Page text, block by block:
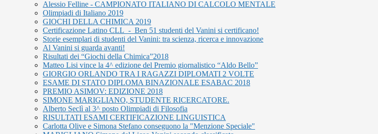
Alessio Felline - CAMPIONATO ITALIANO DI CALCOLO MENTALE
Olimpiadi di Italiano 2019
GIOCHI DELLA CHIMICA 2019
Certificazione Latino CLL - Ben 51 studenti del Vanini si certificano!
Storie esemplari di studenti del Vanini: tra scienza, ricerca e innovazione
Al Vanini si guarda avanti!
Risultati dei “Giochi della Chimica”2018
Matteo Lisi vince la 4^ edizione del Premio giornalistico “Aldo Bello”
GIORGIO ORLANDO TRA I RAGAZZI DIPLOMATI 2 VOLTE
ESAME DI STATO DIPLOMA BINAZIONALE ESABAC 2018
PREMIO ASIMOV: EDIZIONE 2018
SIMONE MARIGLIANO, STUDENTE RICERCATORE.
Alberto Seclì al 3^ posto Olimpiadi di Filosofia
RISULTATI ESAMI CERTIFICAZIONE LINGUISTICA
Carlotta Olive e Simona Stefano conseguono la "Menzione Speciale"